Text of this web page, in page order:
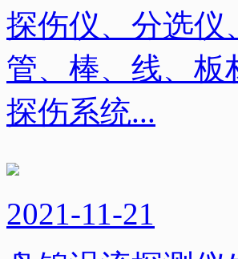
探伤仪、分选仪
管、棒、线、板
探伤系统...
2021-11-21